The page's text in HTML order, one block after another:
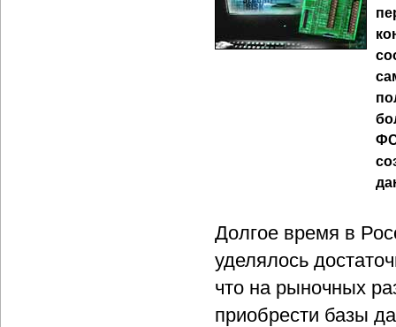
Долгое время в
уделялось
что на рыночных
приобрести базы